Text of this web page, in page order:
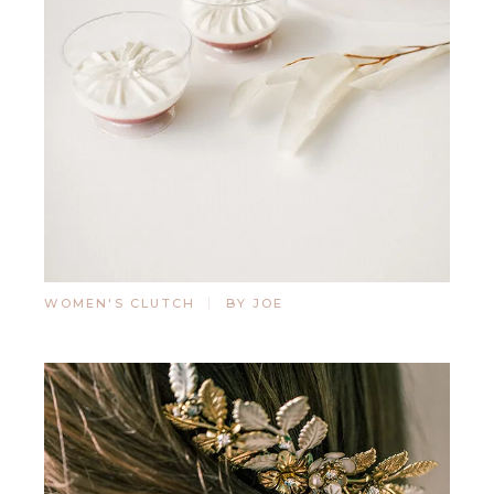
WOMEN'S CLUTCH BY JOE